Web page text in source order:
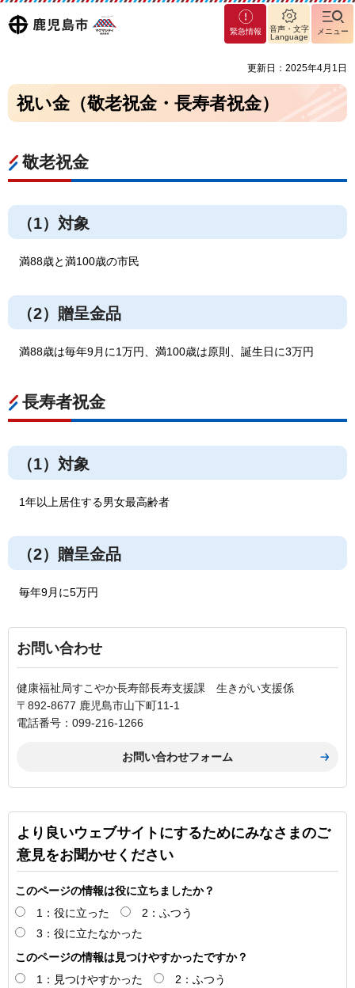
鹿児島
マグ
マシ
緊急情報
音声・文字
Language
メニュー
更新日：2025年4月1日
祝い金（敬老祝金・長寿者祝金）
敬老祝金
（1）対象
満88歳と満100歳の市民
（2）贈呈金品
満88歳は毎年9月に1万円、満100歳は原則、誕生日に3万円
長寿者祝金
（1）対象
1年以上居住する男女最高齢者
（2）贈呈金品
毎年9月に5万円
お問い合わせ
健康福祉局すこやか長寿部長寿支援課 生きがい支援係
〒892-8677 鹿児島市山下町11-1
電話番号：099-216-1266
より良いウェブサイトにするためにみなさまのご
意見をお聞かせください
このページの情報は役に立ちましたか？
1：役に立った
2：ふつう
3：役に立たなかった
このページの情報は見つけやすかったですか？
1：見つけやすかった
2：ふつう